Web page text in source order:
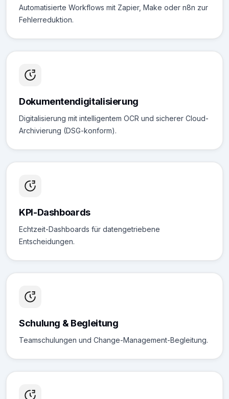
Automatisierte Workflows mit Zapier, Make oder n8n zur
Fehlerreduktion.
Dokumentendigitalisierung
Digitalisierung mit intelligentem OCR und sicherer Cloud-
Archivierung (DSG-konform).
KPI-Dashboards
Echtzeit-Dashboards für datengetriebene
Entscheidungen.
Schulung & Begleitung
Teamschulungen und Change-Management-Begleitung.